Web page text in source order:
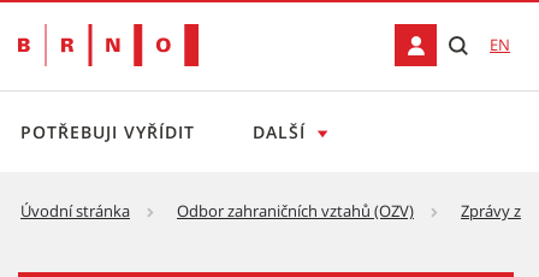
EN
POTŘEBUJI VYŘÍDIT DALŠÍ
Úvodní stránka Odbor zahraničních vztahů (OZV) Zprávy ze